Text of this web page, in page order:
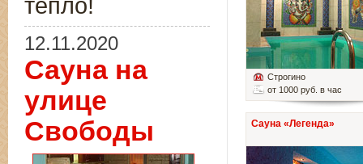
Строгино
от 1000 руб. в час
Сауна «Легенда»
тепло!
12.11.2020
Сауна на
улице
Свободы